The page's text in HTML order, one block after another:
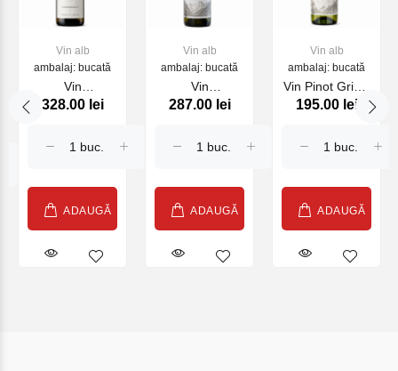
Vin alb
ambalaj: bucată
Vin
Chardonnay
2022, alb,
328.00 lei
ADAUGĂ
Vin alb
ambalaj: bucată
Vin
Gewurztraminer
Sudtirol DOC,
287.00 lei
ADAUGĂ
Vin alb
ambalaj: bucată
Vin Pinot Grigio
Alto Adige
alb, 750 ml
195.00 lei
ADAUGĂ